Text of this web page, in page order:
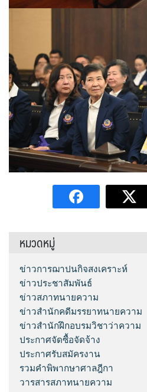
หมวดหมู่
ข่าวการฌาปนกิจสงเคราะห์
ข่าวประชาสัมพันธ์
ข่าวสภาทนายความ
ข่าวสำนักคดีมรรยาทนายความ
ข่าวสำนักฝึกอบรมวิชาว่าความ
ประกาศจัดซื้อจัดจ้าง
ประกาศรับสมัครงาน
รวมคำพิพากษาศาลฎีกา
วารสารสภาทนายความ